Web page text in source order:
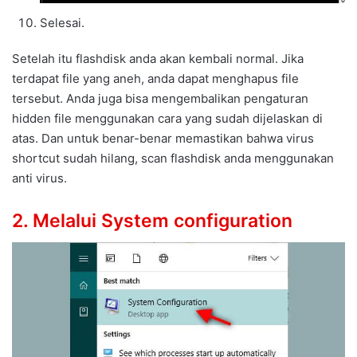
Selesai.
Setelah itu flashdisk anda akan kembali normal. Jika
terdapat file yang aneh, anda dapat menghapus file
tersebut. Anda juga bisa mengembalikan pengaturan
hidden file menggunakan cara yang sudah dijelaskan di
atas. Dan untuk benar-benar memastikan bahwa virus
shortcut sudah hilang, scan flashdisk anda menggunakan
anti virus.
2. Melalui System configuration